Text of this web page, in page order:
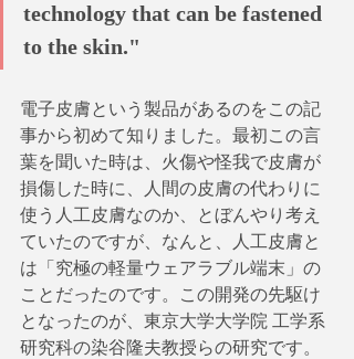
technology that can be fastened
to the skin."
電子皮膚という製品があるのをこの記
事から初めて知りました。最初この言
葉を聞いた時は、火傷や怪我で皮膚が
損傷した時に、人間の皮膚の代わりに
使う人工皮膚なのか、とぼんやり考え
ていたのですが、なんと、人工皮膚と
は「究極の軽量ウェアラブル端末」の
ことだったのです。この開発の先駆け
となったのが、東京大学大学院 工学系
研究科の染谷隆夫教授らの研究です。